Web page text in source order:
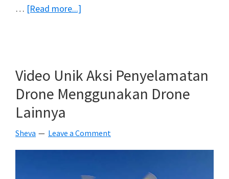
… [Read more...]
Aturan
Resmi
Video Unik Aksi Penyelamatan
Drone Menggunakan Drone
Lainnya
Sheva Leave a Comment